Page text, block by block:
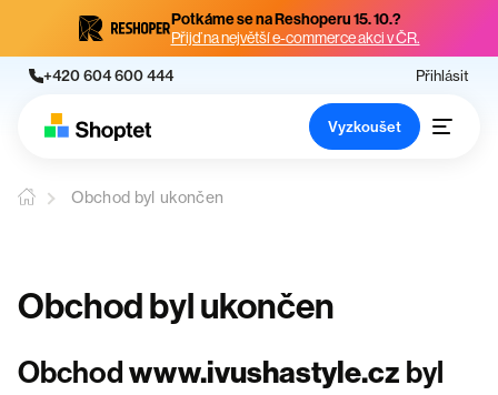
Potkáme se na Reshoperu 15. 10.?
Přijď na největší e-commerce akci v ČR.
+420 604 600 444 Přihlásit
Vyzkoušet
Obchod byl ukončen
Obchod byl ukončen
Obchodwww.ivushastyle.cz byl